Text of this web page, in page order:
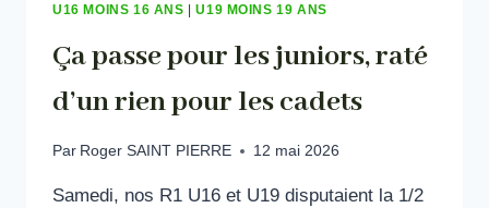
U16 MOINS 16 ANS |U19 MOINS 19 ANS
Ça passe pour les juniors, raté
d’un rien pour les cadets
Par Roger SAINT PIERRE 12 mai 2026
Samedi, nos R1 U16 et U19 disputaient la 1/2